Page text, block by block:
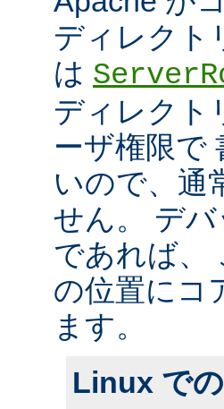
ディレクト
は
ディレクト
ーザ権限で
いので、通
せん。 デ
であれば、
の位置にコ
ます。
Linux で